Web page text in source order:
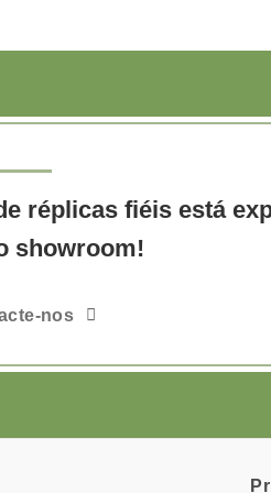
réplicas fiéis está
showroom!
nos